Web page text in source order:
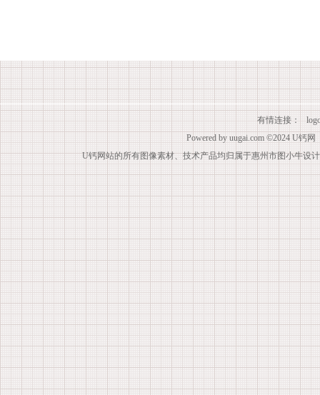
有情连接：
Powered by uugai.com ©2024 U钙网
U钙网站的所有图像素材、技术产品均归属于惠州市图小牛设